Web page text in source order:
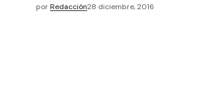
por Redacción28 diciembre, 2016